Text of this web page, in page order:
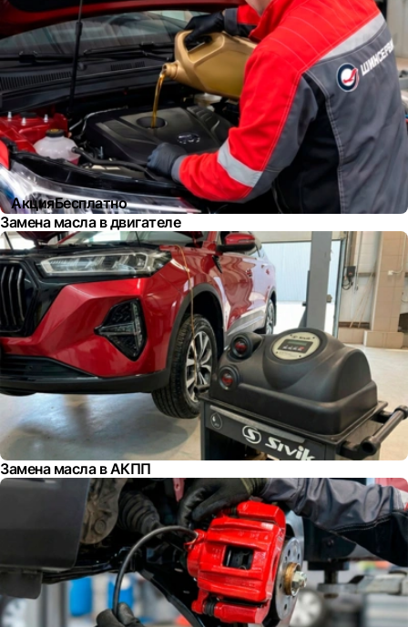
АкцияБесплатно
Замена масла в двигателе
Замена масла в АКПП